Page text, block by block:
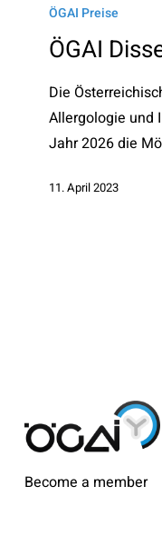
Dissertationspreis
ÖGAI Preise
ÖGAI
Die
Allergologie und
Jahr 2026 die
11. April 2023
Become a member